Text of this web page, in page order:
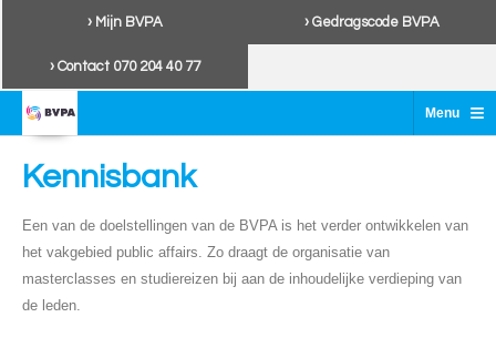
› Mijn BVPA › Gedragscode BVPA
› Contact 070 204 40 77
Menu ≡
Kennisbank
Een van de doelstellingen van de BVPA is het verder ontwikkelen van
het vakgebied public affairs. Zo draagt de organisatie van
masterclasses en studiereizen bij aan de inhoudelijke verdieping van
de leden.